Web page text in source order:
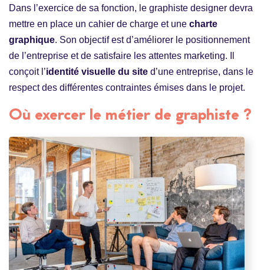
Dans l’exercice de sa fonction, le graphiste designer devra
mettre en place un cahier de charge et une charte
graphique. Son objectif est d’améliorer le positionnement
de l’entreprise et de satisfaire les attentes marketing. Il
conçoit l’identité visuelle du site d’une entreprise, dans le
respect des différentes contraintes émises dans le projet.
Où exercer le métier de graphiste ?